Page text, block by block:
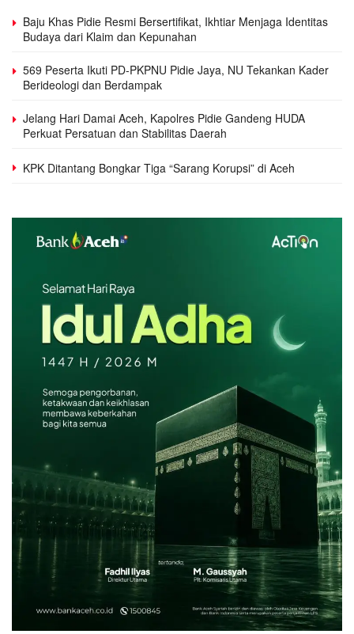
Baju Khas Pidie Resmi Bersertifikat, Ikhtiar Menjaga Identitas
Budaya dari Klaim dan Kepunahan
569 Peserta Ikuti PD-PKPNU Pidie Jaya, NU Tekankan Kader
Berideologi dan Berdampak
Jelang Hari Damai Aceh, Kapolres Pidie Gandeng HUDA
Perkuat Persatuan dan Stabilitas Daerah
KPK Ditantang Bongkar Tiga “Sarang Korupsi” di Aceh